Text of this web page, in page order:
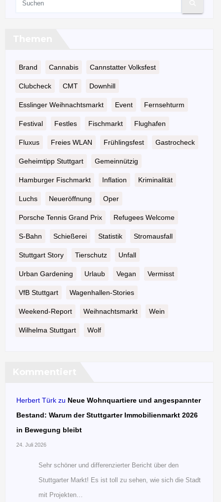
Brand Cannabis Cannstatter Volksfest
Clubcheck CMT Downhill
Esslinger Weihnachtsmarkt Event Fernsehturm
Festival Festles Fischmarkt Flughafen
Fluxus Freies WLAN Frühlingsfest Gastrocheck
Geheimtipp Stuttgart Gemeinnützig
Hamburger Fischmarkt Inflation Kriminalität
Luchs Neueröffnung Oper
Porsche Tennis Grand Prix Refugees Welcome
S-Bahn Schießerei Statistik Stromausfall
Stuttgart Story Tierschutz Unfall
Urban Gardening Urlaub Vegan Vermisst
VfB Stuttgart Wagenhallen-Stories
Weekend-Report Weihnachtsmarkt Wein
Wilhelma Stuttgart Wolf
Herbert Türk zu Neue Wohnquartiere und angespannter
Bestand: Warum der Stuttgarter Immobilienmarkt 2026
in Bewegung bleibt
24. Juli 2026
Sehr schöner und differenzierter Bericht über den
Stuttgarter Markt! Es ist toll zu sehen, wie sich die Stadt
mit Projekten…